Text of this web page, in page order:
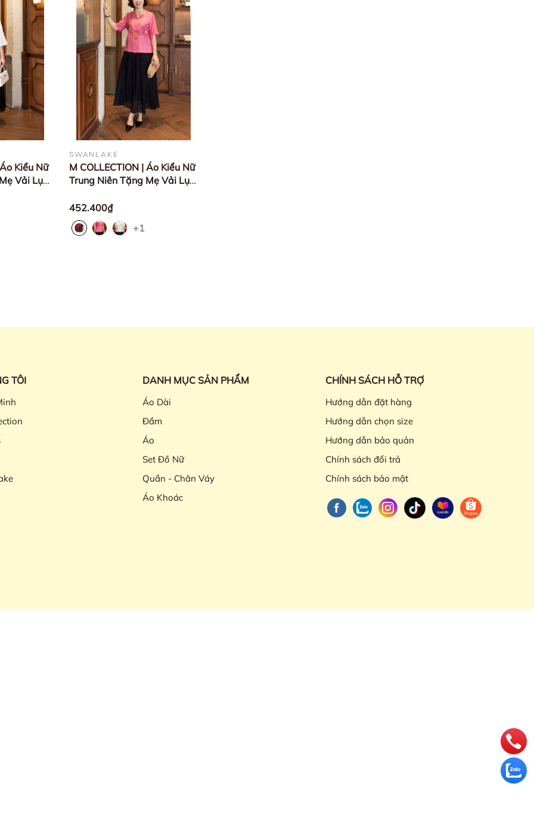
Kiểu Nữ
Vải Lụa
SWANLAKE
M COLLECTION | Áo Kiểu Nữ
Trung Niên Tặng Mẹ Vải Lụa
Áo Thanh Lịch
A12910LW01
452.400₫
+1
TÔI DANH MỤC SẢN PHẨM
Áo Dài
Đầm
Áo
Set Đồ Nữ
Quần - Chân Váy
Áo Khoác
CHÍNH SÁCH HỖ TRỢ
Hướng dẫn đặt hàng
Hướng dẫn chọn size
Hướng dẫn bảo quản
Chính sách đổi trả
Chính sách bảo mật